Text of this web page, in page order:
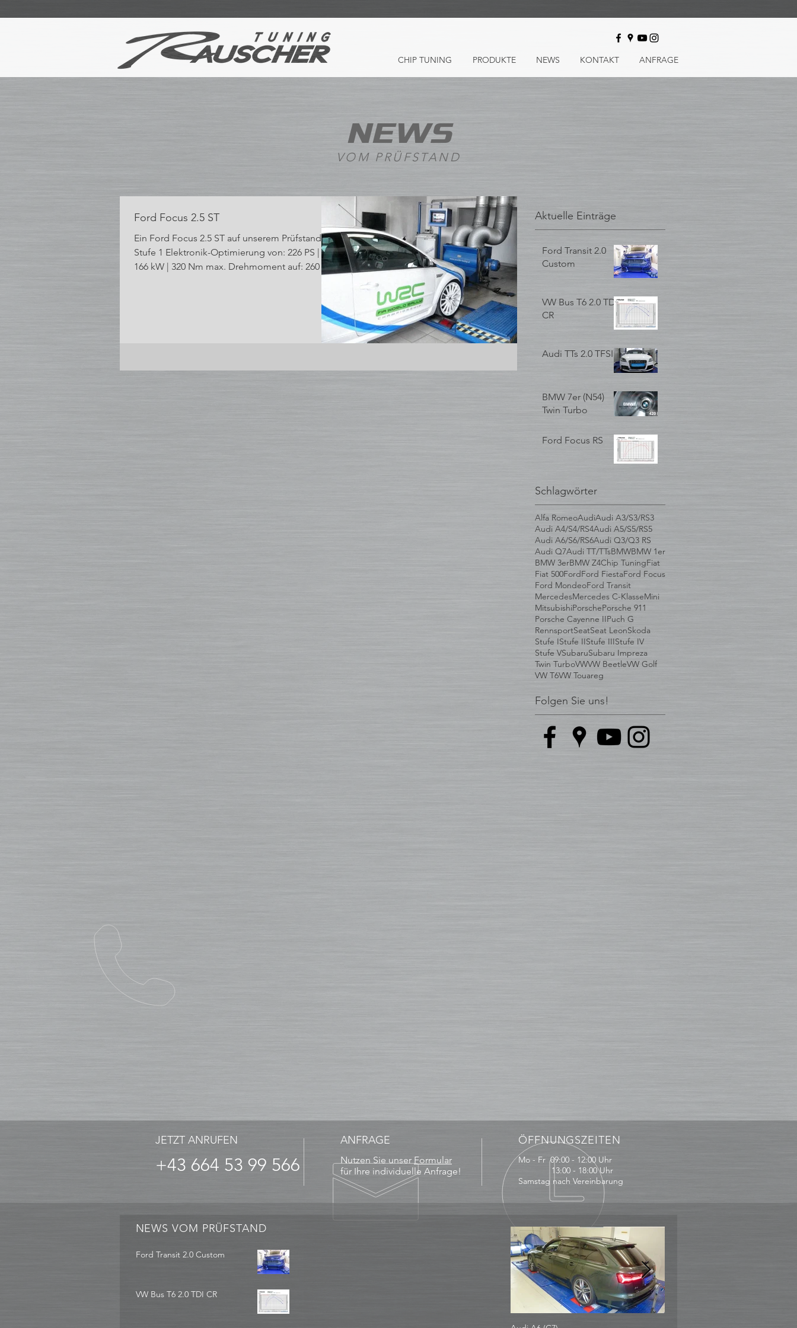
CHIP TUNING PRODUKTE NEWS KONTAKT ANFRAGE
NEWS
VOM PRÜFSTAND
Ford Focus 2.5 ST
Ein Ford Focus 2.5 ST auf unserem Prüfstand:
Stufe 1 Elektronik-Optimierung von: 226 PS |
166 kW | 320 Nm max. Drehmoment auf: 260 PS
Aktuelle Einträge
Ford Transit 2.0
Custom
VW Bus T6 2.0 TDI
CR
Audi TTs 2.0 TFSI
BMW 7er (N54)
Twin Turbo
Ford Focus RS
Schlagwörter
Alfa RomeoAudiAudi A3/S3/RS3
Audi A4/S4/RS4Audi A5/S5/RS5
Audi A6/S6/RS6Audi Q3/Q3 RS
Audi Q7Audi TT/TTsBMWBMW 1er
BMW 3erBMW Z4Chip TuningFiat
Fiat 500FordFord FiestaFord Focus
Ford MondeoFord Transit
MercedesMercedes C-KlasseMini
MitsubishiPorschePorsche 911
Porsche Cayenne IIPuch G
RennsportSeatSeat LeonSkoda
Stufe IStufe IIStufe IIIStufe IV
Stufe VSubaruSubaru Impreza
Twin TurboVWVW BeetleVW Golf
VW T6VW Touareg
Folgen Sie uns!
JETZT ANRUFEN
+43 664 53 99 566
ANFRAGE
Nutzen Sie unser Formular
für Ihre individuelle Anfrage!
ÖFFNUNGSZEITEN
Mo - Fr 09:00 - 12:00 Uhr
13:00 - 18:00 Uhr
Samstag nach Vereinbarung
NEWS VOM PRÜFSTAND
Ford Transit 2.0 Custom
VW Bus T6 2.0 TDI CR